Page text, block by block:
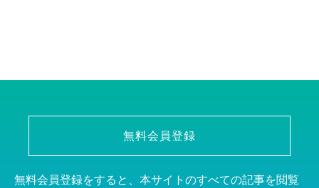
無料会員登録
無料会員登録をすると、本サイトのすべての記事を閲覧